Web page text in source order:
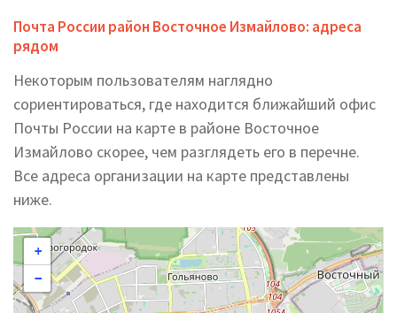
Почта России район Восточное Измайлово: адреса
рядом
Некоторым пользователям наглядно
сориентироваться, где находится ближайший офис
Почты России на карте в районе Восточное
Измайлово скорее, чем разглядеть его в перечне.
Все адреса организации на карте представлены
ниже.
+
−